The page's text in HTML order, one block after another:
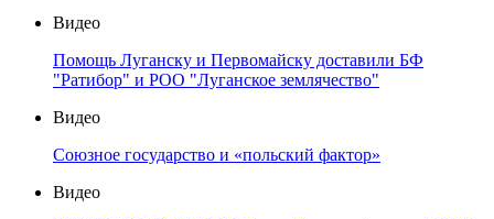
Видео
Помощь Луганску и Первомайску доставили БФ
"Ратибор" и РОО "Луганское землячество"
Видео
Союзное государство и «польский фактор»
Видео